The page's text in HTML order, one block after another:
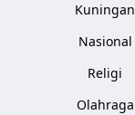
Kuningan
Nasional
Religi
Olahraga